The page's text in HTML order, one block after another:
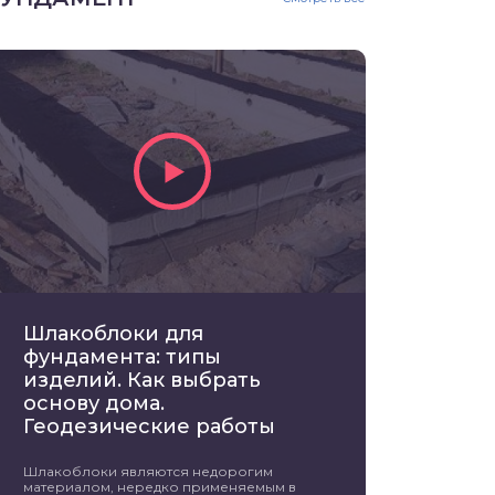
Шлакоблоки для
фундамента: типы
изделий. Как выбрать
основу дома.
Геодезические работы
Шлакоблоки являются недорогим
материалом, нередко применяемым в